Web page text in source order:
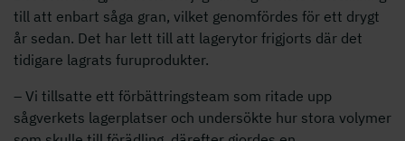
till att enbart såga gran, vilket genomfördes för ett drygt
år sedan. Det har lett till att lagerytor frigjorts där det
tidigare lagrats furuprodukter.
– Vi tillsatte ett förbättringsteam som ritade upp
sågverkets lagerplatser och undersökte hur stora volymer